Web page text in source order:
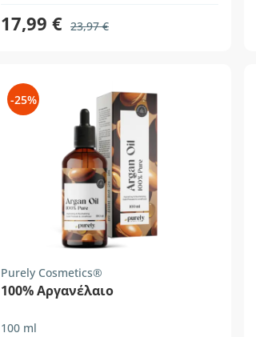
17,99 € 23,97 €
-25%
Purely Cosmetics®
100% Αργανέλαιο
100 ml